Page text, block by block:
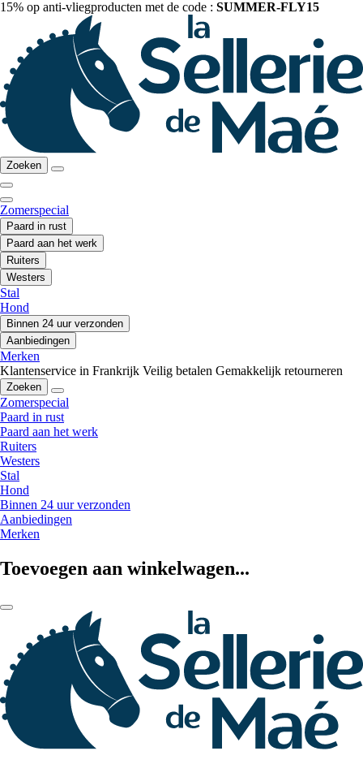
15% op anti-vliegproducten met de code : SUMMER-FLY15
Zoeken
Zomerspecial
Paard in rust
Paard aan het werk
Ruiters
Westers
Stal
Hond
Binnen 24 uur verzonden
Aanbiedingen
Merken
Klantenservice in Frankrijk Veilig betalen Gemakkelijk retourneren
Zoeken
Zomerspecial
Paard in rust
Paard aan het werk
Ruiters
Westers
Stal
Hond
Binnen 24 uur verzonden
Aanbiedingen
Merken
Toevoegen aan winkelwagen...